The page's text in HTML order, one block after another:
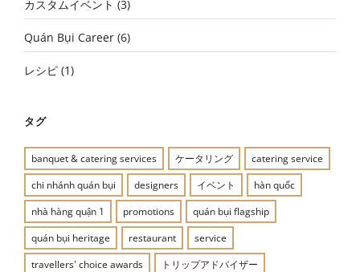
カスタムイベント (3)
Quán Bụi Career (6)
レシピ (1)
タグ
banquet & catering services ケータリング
catering service
chi nhánh quán bụi
designers イベント
hàn quốc
nhà hàng quận 1
promotions
quán bụi flagship
quán bụi heritage
restaurant
service
travellers' choice awards
トリップアドバイザー